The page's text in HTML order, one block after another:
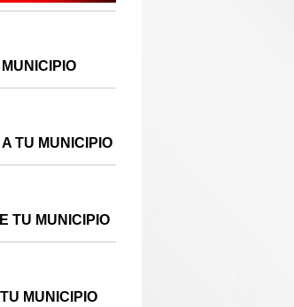
TU MUNICIPIO
TU MUNICIPIO
MUNICIPIO